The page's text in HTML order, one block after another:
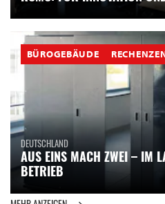
BÜROGEBÄUDE
DEUTSCHLAND
AUS EINS MACH ZWEI – IM
BETRIEB